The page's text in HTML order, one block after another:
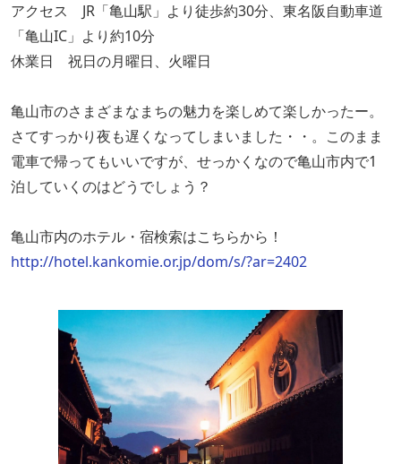
アクセス JR「亀山駅」より徒歩約30分、東名阪自動車道
「亀山IC」より約10分
休業日 祝日の月曜日、火曜日
亀山市のさまざまなまちの魅力を楽しめて楽しかったー。
さてすっかり夜も遅くなってしまいました・・。このまま
電車で帰ってもいいですが、せっかくなので亀山市内で1
泊していくのはどうでしょう？
亀山市内のホテル・宿検索はこちらから！
http://hotel.kankomie.or.jp/dom/s/?ar=2402